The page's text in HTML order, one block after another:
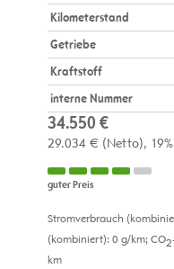
Kilometerstand
Getriebe
Kraftstoff
interne Nummer
34.550 €
29.034 € (Netto)
guter Preis
Stromverbrauch
(kombiniert): 0 g/km; CO2
km